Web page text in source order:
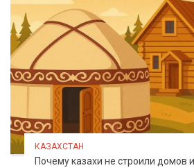
КАЗАХСТАН
Почему казахи не строили домов